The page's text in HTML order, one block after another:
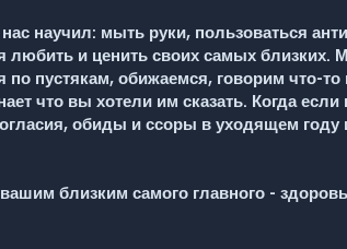
научил: мыть руки, пользоваться
любить и ценить своих самых близких.
пустякам, обижаемся, говорим что-то
что вы хотели им сказать. Когда если
обиды и ссоры в уходящем году
близким самого главного -